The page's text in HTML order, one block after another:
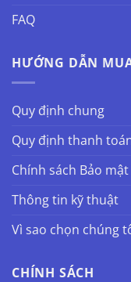
FAQ
HƯỚNG DẪN
Quy định chung
Quy định thanh
Chính sách Bảo mật
Thông tin kỹ thuật
Vì sao chọn chúng
CHÍNH SÁCH